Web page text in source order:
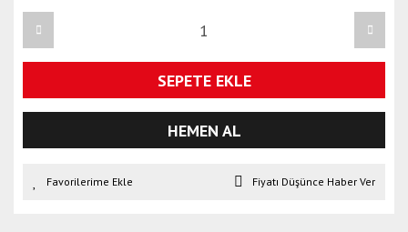
SEPETE EKLE
HEMEN AL
Fiyatı Düşünce Haber Ver